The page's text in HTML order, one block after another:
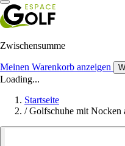
Zwischensumme
Meinen Warenkorb anzeigen
Loading...
Startseite
/ Golfschuhe mit Nocken